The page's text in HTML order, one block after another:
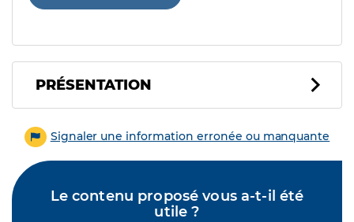
PRÉSENTATION
Signaler une information erronée ou manquante
Le contenu proposé vous a-t-il été
utile ?